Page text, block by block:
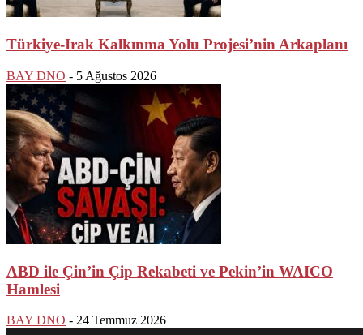
Türkiye-Irak Kalkınma Yolu Projesi’nin Arkaplanı
BAY DNO - 5 Ağustos 2026
ABD ile Çin’in Çip Rekabeti ve Pekin’in WAICO
Hamlesi
BAY DNO - 24 Temmuz 2026